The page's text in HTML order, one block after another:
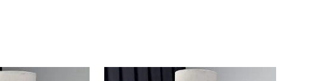
fırsatları kaçırmamak